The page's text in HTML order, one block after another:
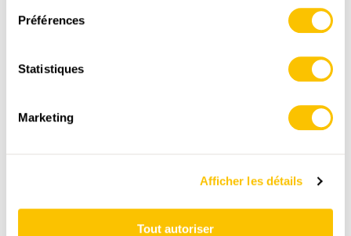
Préférences
Statistiques
Marketing
Afficher les détails
Tout autoriser
Données:
swisstopo